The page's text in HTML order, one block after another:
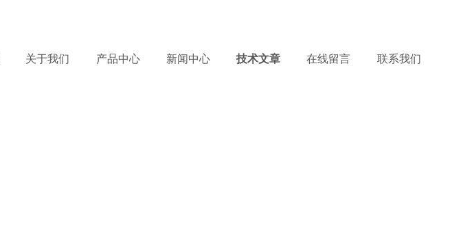
关于我们 产品中心 新闻中心 技术文章 在线留言 联系我们